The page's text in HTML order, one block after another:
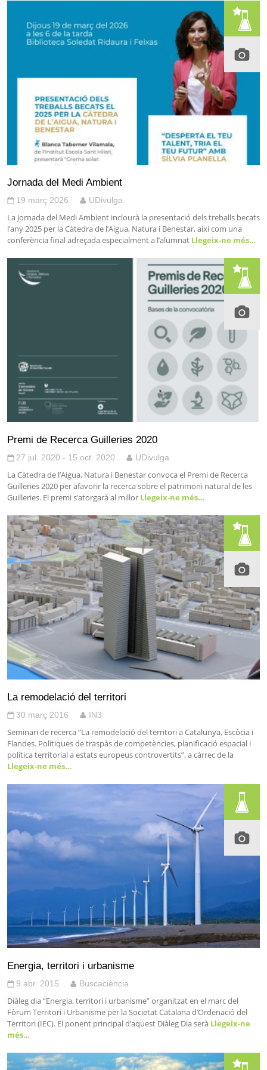
Jornada del Medi Ambient
19 març 2026 UDivulga
La Jornada del Medi Ambient inclourà la presentació dels treballs becats
l’any 2025 per la Càtedra de l’Aigua, Natura i Benestar, així com una
conferència final adreçada especialment a l’alumnat Llegeix-ne més…
Premi de Recerca Guilleries 2020
27 jul. 2020 - 15 oct. 2020 UDivulga
La Càtedra de l’Aigua, Natura i Benestar convoca el Premi de Recerca
Guilleries 2020 per afavorir la recerca sobre el patrimoni natural de les
Guilleries. El premi s’atorgarà al millor Llegeix-ne més…
La remodelació del territori
30 març 2016 IN3
Seminari de recerca “La remodelació del territori a Catalunya, Escòcia i
Flandes. Polítiques de traspàs de competències, planificació espacial i
política territorial a estats europeus controvertits”, a càrrec de la
Llegeix-ne més…
Energia, territori i urbanisme
9 abr. 2015 Buscaciència
Diàleg dia “Energia, territori i urbanisme” organitzat en el marc del
Fòrum Territori i Urbanisme per la Societat Catalana d’Ordenació del
Territori (IEC). El ponent principal d’aquest Diàleg Dia serà Llegeix-ne
més…